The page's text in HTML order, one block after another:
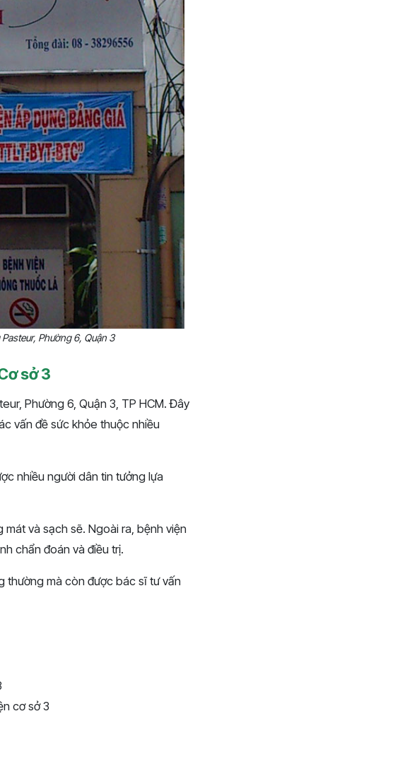
Phường 6, Quận 3
sở 3
Phường 6, Quận 3, TP HCM. Đây
vấn đề sức khỏe thuộc nhiều
nhiều người dân tin tưởng lựa
và sạch sẽ. Ngoài ra, bệnh viện
chẩn đoán và điều trị.
thường mà còn được bác sĩ tư vấn
cơ sở 3